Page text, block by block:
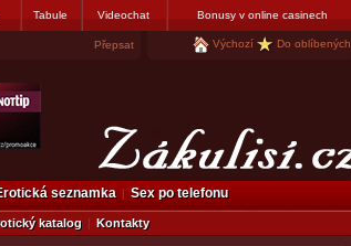
Tabule Videochat Bonusy v online casinech
Přepsat Výchozí Do oblíbených
seznamka Sex po telefonu
katalog Kontakty